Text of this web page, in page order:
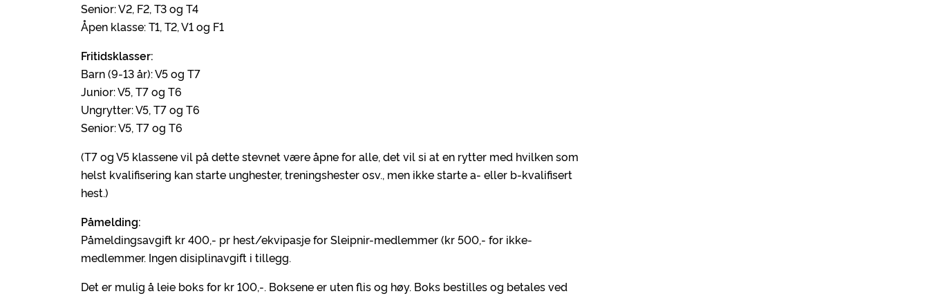
Senior: V2, F2, T3 og T4
Åpen klasse: T1, T2, V1 og F1
Fritidsklasser:
Barn (9-13 år): V5 og T7
Junior: V5, T7 og T6
Ungrytter: V5, T7 og T6
Senior: V5, T7 og T6
(T7 og V5 klassene vil på dette stevnet være åpne for alle, det vil si at en rytter med hvilken som
helst kvalifisering kan starte unghester, treningshester osv., men ikke starte a- eller b-kvalifisert
hest.)
Påmelding:
Påmeldingsavgift kr 400,- pr hest/ekvipasje for Sleipnir-medlemmer (kr 500,- for ikke-
medlemmer. Ingen disiplinavgift i tillegg.
Det er mulig å leie boks for kr 100,-. Boksene er uten flis og høy. Boks bestilles og betales ved